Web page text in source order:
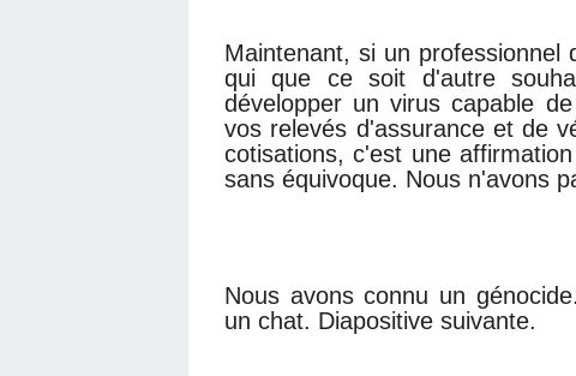
Maintenant, si un professionnel
qui que ce soit d'autre
développer un virus capable
vos relevés d'assurance et de
cotisations, c'est une
sans équivoque. Nous n'avons
Nous avons connu un
un chat. Diapositive suivante.